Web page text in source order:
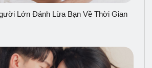
Lớn Đánh Lừa Bạn Về Thời Gian